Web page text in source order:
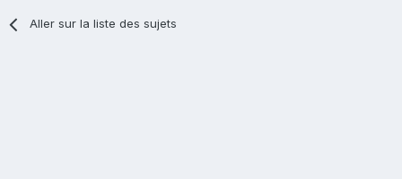
Aller sur la liste des sujets